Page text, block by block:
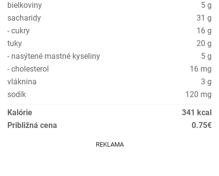
bielkoviny
5 g
sacharidy
31 g
- cukry
16 g
tuky
20 g
- nasýtené mastné kyseliny
5 g
- cholesterol
16 mg
vláknina
3 g
sodík
120 mg
Kalórie
341 kcal
Približná cena
0.75€
REKLAMA